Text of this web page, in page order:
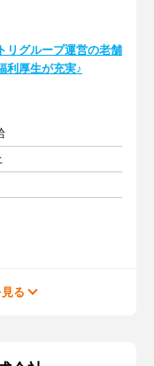
リグループ運営の老舗
利厚生が充実♪
る